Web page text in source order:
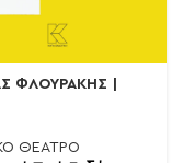
ΦΛΟΥΡΑΚΗΣ |
ΘΕΑΤΡΟ